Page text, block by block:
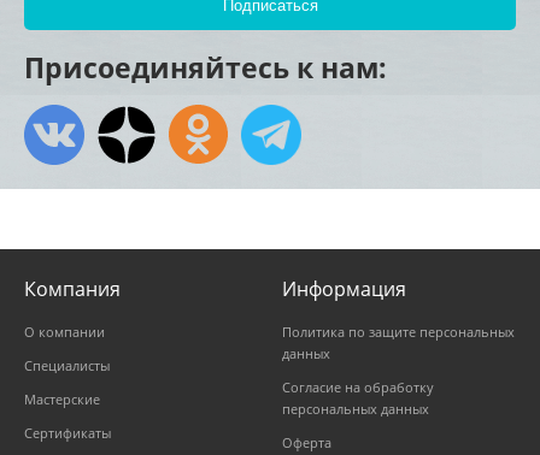
Присоединяйтесь к нам:
Компания
О компании
Специалисты
Мастерские
Сертификаты
Информация
Политика по защите персональных
данных
Согласие на обработку
персональных данных
Оферта